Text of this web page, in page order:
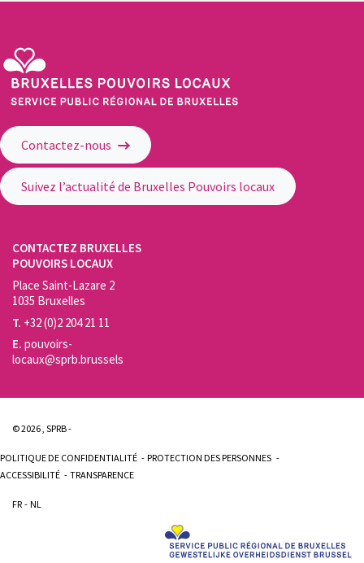
Contactez-nous
Suivez l’actualité de Bruxelles Pouvoirs locaux
CONTACTEZ BRUXELLES
POUVOIRS LOCAUX
Place Saint-Lazare 2
1035 Bruxelles
T. +32 (0)2 204 21 11
E. pouvoirs-
locaux@sprb.brussels
© 2026 , SPRB -
POLITIQUE DE CONFIDENTIALITÉ
PROTECTION DES PERSONNES
ACCESSIBILITÉ
TRANSPARENCE
FR NL